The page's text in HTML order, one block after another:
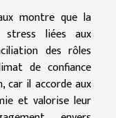
montre que la
liées aux
des rôles
de confiance
car il accorde aux
et valorise leur